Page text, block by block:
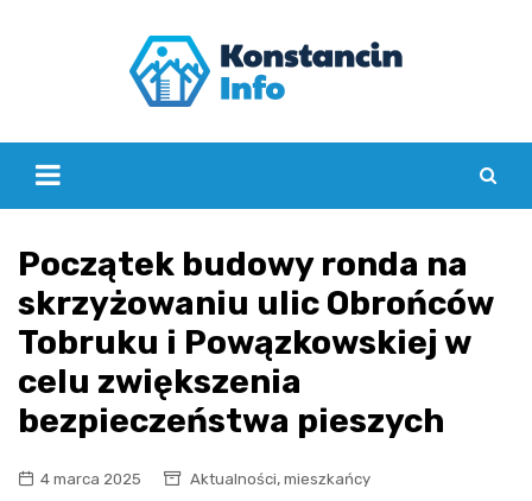
Początek budowy ronda na
skrzyżowaniu ulic Obrońców
Tobruku i Powązkowskiej w
celu zwiększenia
bezpieczeństwa pieszych
4 marca 2025 Aktualności, mieszkańcy